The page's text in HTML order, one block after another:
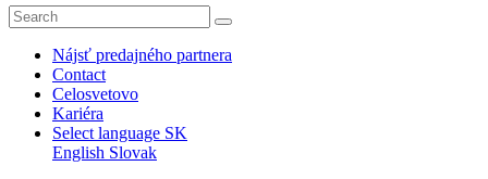
Nájsť predajného partnera
Contact
Celosvetovo
Kariéra
Select language SK
English Slovak